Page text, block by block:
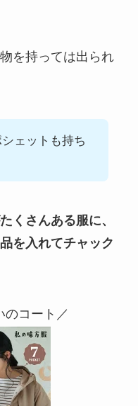
を持っては出られ
ェットも持ち
くさんある服に、
を入れてチャック
のコート／